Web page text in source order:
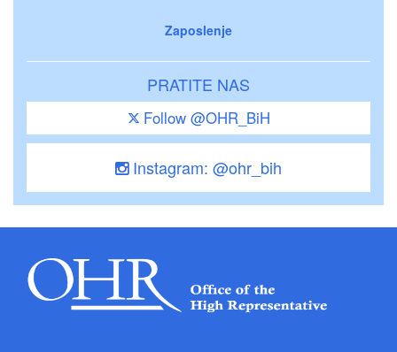
Zaposlenje
PRATITE NAS
Follow @OHR_BiH
Instagram: @ohr_bih